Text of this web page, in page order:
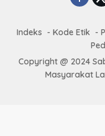
Indeks Kode Etik
Copyright @ 2024
Masyarakat